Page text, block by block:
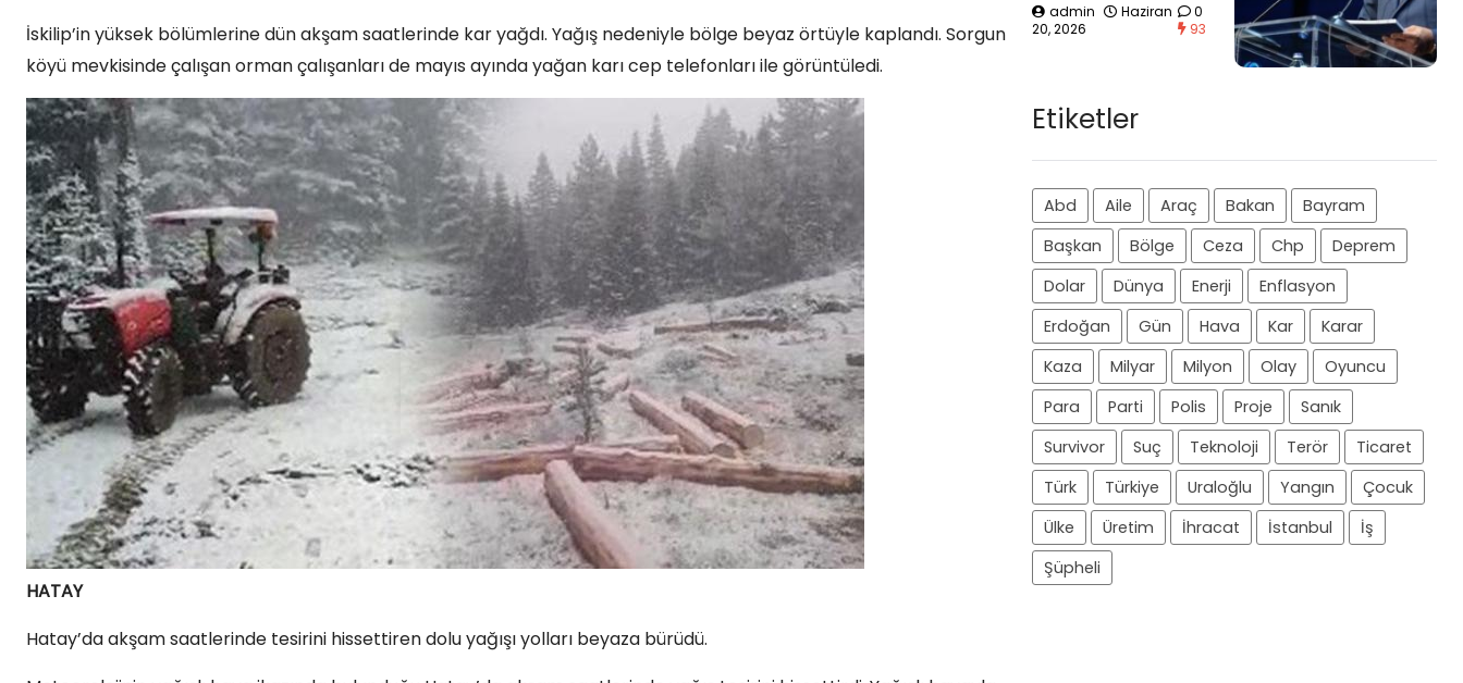
İskilip’in yüksek bölümlerine dün akşam saatlerinde kar yağdı. Yağış nedeniyle bölge beyaz örtüyle kaplandı. Sorgun
köyü mevkisinde çalışan orman çalışanları de mayıs ayında yağan karı cep telefonları ile görüntüledi.
HATAY
Hatay’da akşam saatlerinde tesirini hissettiren dolu yağışı yolları beyaza bürüdü.
admin
Haziran
20, 2026
0
93
Etiketler
Abd Aile Araç Bakan
Bayram
Başkan
Bölge Ceza Chp
Deprem
Dolar
Dünya Enerji
Enflasyon
Erdoğan
Gün Hava Kar
Karar
Kaza
Milyar Milyon Olay
Oyuncu
Para
Parti Polis Proje
Sanık
Survivor
Suç Teknoloji Terör
Ticaret
Türk
Türkiye Uraloğlu Yangın
Çocuk
Ülke
Üretim İhracat İstanbul
İş
Şüpheli